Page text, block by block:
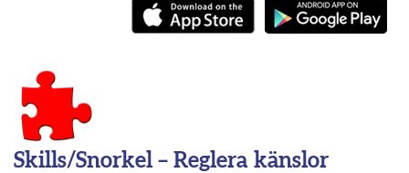
Skills/Snorkel – Reglera känslor